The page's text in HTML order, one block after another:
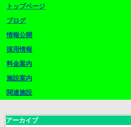
トップページ
ブログ
情報公開
採用情報
料金案内
施設案内
関連施設
アーカイブ